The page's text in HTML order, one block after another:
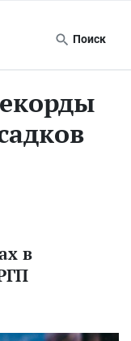
Поиск
в